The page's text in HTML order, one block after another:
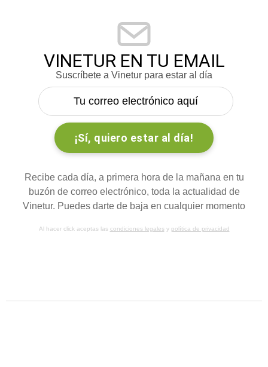
VINETUR EN TU EMAIL
Suscríbete a Vinetur para estar al día
Recibe cada día, a primera hora de la mañana en tu
buzón de correo electrónico, toda la actualidad de
Vinetur. Puedes darte de baja en cualquier momento
Al hacer click aceptas las condiciones legalesy política de privacidad